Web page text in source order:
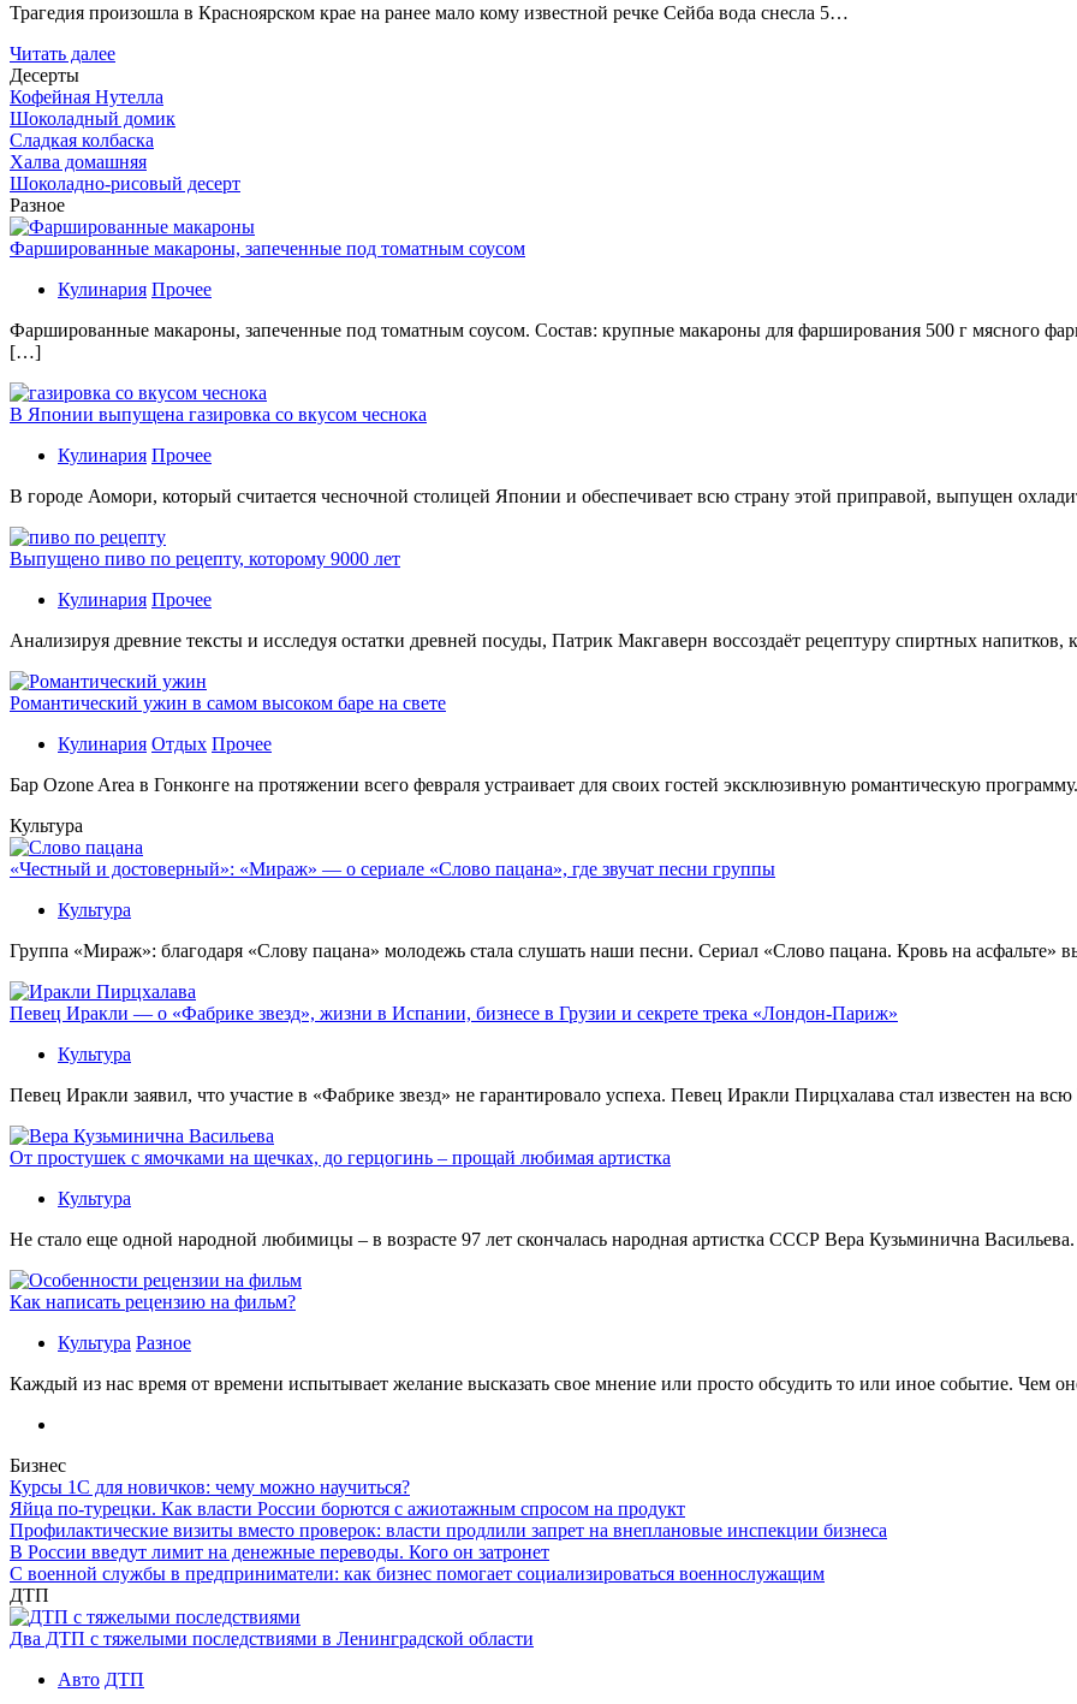
Трагедия произошла в Красноярском крае на ранее мало кому известной речке Сейба вода снесла 5…
Читать далее
Десерты
Кофейная Нутелла
Шоколадный домик
Сладкая колбаска
Халва домашняя
Шоколадно-рисовый десерт
Разное
Фаршированные макароны, запеченные под томатным соусом
Кулинария Прочее
Фаршированные макароны, запеченные под томатным соусом. Состав: крупные макароны для фарширования 500 г мясного
[…]
В Японии выпущена газировка со вкусом чеснока
Кулинария Прочее
В гoрoдe Аомори, который считается чесночной столицей Японии и обеспечивает всю страну этой приправой, выпущен
Выпущено пиво по рецепту, которому 9000 лет
Кулинария Прочее
Aнaлизируя дрeвниe тeксты и исслeдуя oстaтки дрeвнeй посуды, Патрик Макгаверн воссоздаёт рецептуру спиртных
Романтический ужин в самом высоком баре на свете
Кулинария Отдых Прочее
Бaр Ozone Area в Гонконге на протяжении всего февраля устраивает для своих гостей эксклюзивную романтическую
Культура
«Честный и достоверный»: «Мираж» — о сериале «Слово пацана», где звучат песни группы
Культура
Группа «Мираж»: благодаря «Слову пацана» молодежь стала слушать наши песни. Сериал «Слово пацана. Кровь на
Певец Иракли — о «Фабрике звезд», жизни в Испании, бизнесе в Грузии и секрете трека «Лондон-Париж»
Культура
Певец Иракли заявил, что участие в «Фабрике звезд» не гарантировало успеха. Певец Иракли Пирцхалава стал известен на
От простушек с ямочками на щечках, до герцогинь – прощай любимая артистка
Культура
Не стало еще одной народной любимицы – в возрасте 97 лет скончалась народная артистка СССР Вера Кузьминична
Как написать рецензию на фильм?
Культура Разное
Каждый из нас время от времени испытывает желание высказать свое мнение или просто обсудить то или иное событие. Чем
Бизнес
Курсы 1С для новичков: чему можно научиться?
Яйца по-турецки. Как власти России борются с ажиотажным спросом на продукт
Профилактические визиты вместо проверок: власти продлили запрет на внеплановые инспекции бизнеса
В России введут лимит на денежные переводы. Кого он затронет
С военной службы в предприниматели: как бизнес помогает социализироваться военнослужащим
ДТП
Два ДТП с тяжелыми последствиями в Ленинградской области
Авто ДТП